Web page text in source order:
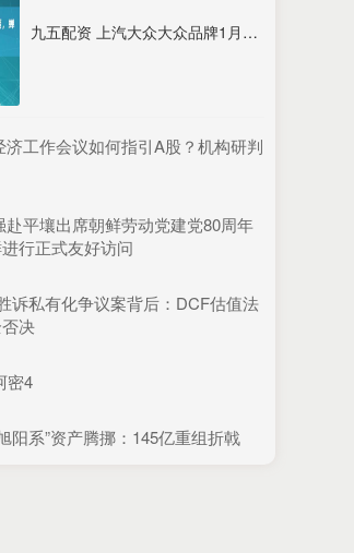
九五配资 上汽大众大众品牌1月销售8.6万辆，蝉联冠军
济工作会议如何指引A股？机构研判
赴平壤出席朝鲜劳动党建党80周年
行正式友好访问
诉私有化争议案背后：DCF估值法
决
密4
阳系”资产腾挪：145亿重组折戟